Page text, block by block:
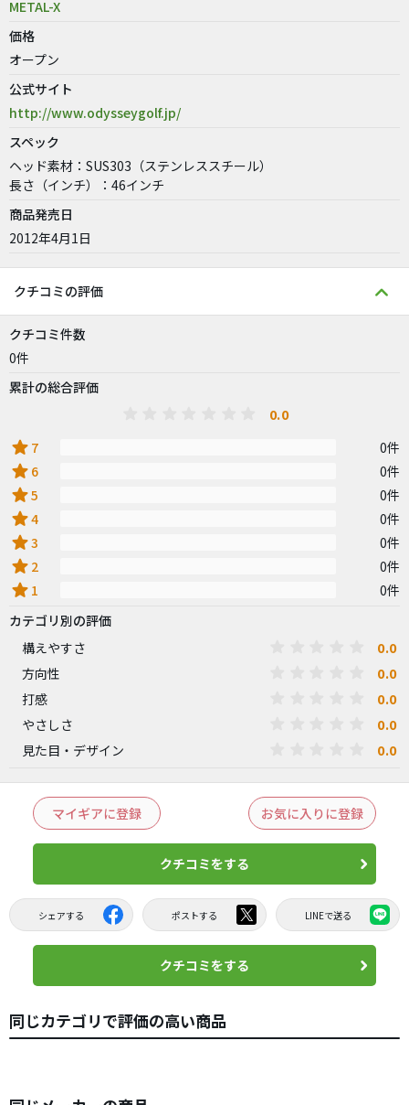
METAL-X
価格
オープン
公式サイト
http://www.odysseygolf.jp/
スペック
ヘッド素材：SUS303（ステンレススチール）
長さ（インチ）：46インチ
商品発売日
2012年4月1日
クチコミの評価
クチコミ件数
0件
累計の総合評価
0.0
star 7 0件
star 6 0件
star5 0件
star4 0件
star3 0件
star 2 0件
star 1
0件
カテゴリ別の評価
構えやすさ
0.0
方向性 0.0
打感 0.0
やさしさ 0.0
見た目・デザイン 0.0
マイギアに登録 お気に入りに登録
クチコミをする
シェアする ポストする LINEで送る
クチコミをする
同じカテゴリで評価の高い商品